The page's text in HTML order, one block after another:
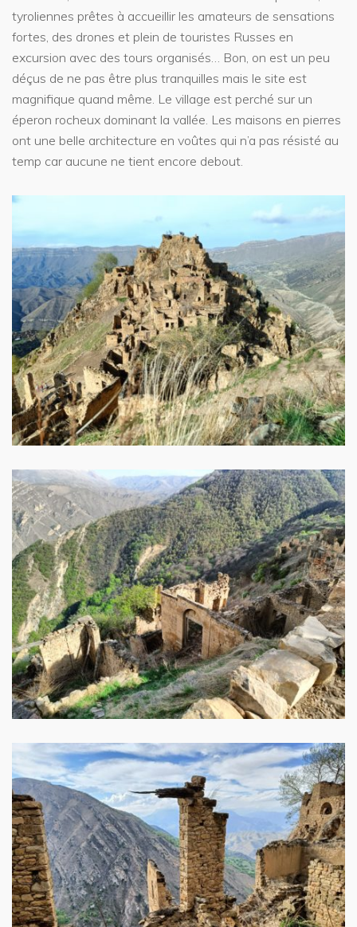
tyroliennes prêtes à accueillir les amateurs de sensations
fortes, des drones et plein de touristes Russes en
excursion avec des tours organisés… Bon, on est un peu
déçus de ne pas être plus tranquilles mais le site est
magnifique quand même. Le village est perché sur un
éperon rocheux dominant la vallée. Les maisons en pierres
ont une belle architecture en voûtes qui n’a pas résisté au
temp car aucune ne tient encore debout.